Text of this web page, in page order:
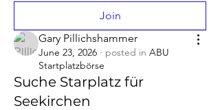
Join
Gary Pillichshammer
June 23, 2026 · posted in ABU
Startplatzbörse
Suche Starplatz für
Seekirchen